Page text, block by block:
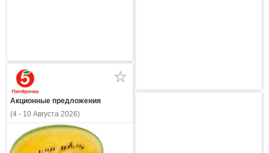
Акционные предложения
(4 - 10 Августа 2026)